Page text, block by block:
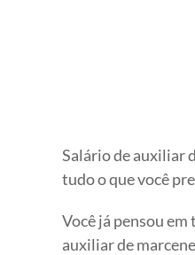
Salário de auxiliar
tudo o que você
Você já pensou
auxiliar de